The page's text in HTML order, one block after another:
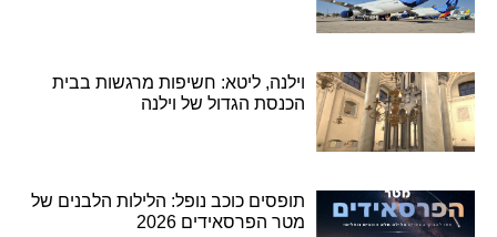
וילנה, ליטא: חשיפות מרגשות בבית
הכנסת הגדול של וילנה
תופסים כוכב נופל: הלילות הלבנים של
מטר הפרסאידים 2026